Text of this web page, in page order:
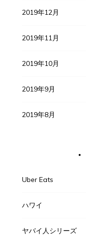
2019年12月
2019年11月
2019年10月
2019年9月
2019年8月
Uber Eats
ハワイ
ヤバイ人シリーズ